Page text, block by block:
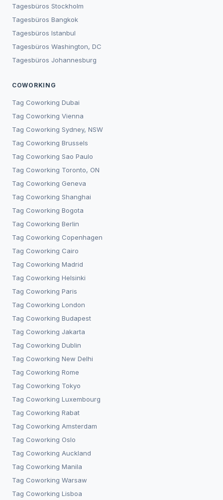
Tagesbüros Stockholm
Tagesbüros Bangkok
Tagesbüros Istanbul
Tagesbüros Washington, DC
Tagesbüros Johannesburg
COWORKING
Tag Coworking Dubai
Tag Coworking Vienna
Tag Coworking Sydney, NSW
Tag Coworking Brussels
Tag Coworking Sao Paulo
Tag Coworking Toronto, ON
Tag Coworking Geneva
Tag Coworking Shanghai
Tag Coworking Bogota
Tag Coworking Berlin
Tag Coworking Copenhagen
Tag Coworking Cairo
Tag Coworking Madrid
Tag Coworking Helsinki
Tag Coworking Paris
Tag Coworking London
Tag Coworking Budapest
Tag Coworking Jakarta
Tag Coworking Dublin
Tag Coworking New Delhi
Tag Coworking Rome
Tag Coworking Tokyo
Tag Coworking Luxembourg
Tag Coworking Rabat
Tag Coworking Amsterdam
Tag Coworking Oslo
Tag Coworking Auckland
Tag Coworking Manila
Tag Coworking Warsaw
Tag Coworking Lisboa